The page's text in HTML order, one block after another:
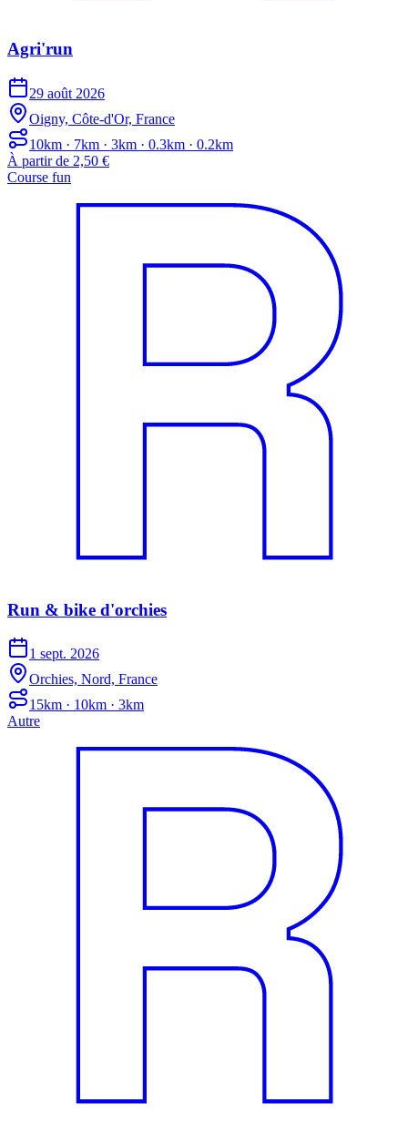
Agri'run
29 août 2026
Oigny, Côte-d'Or, France
10km · 7km · 3km · 0.3km · 0.2km
À partir de 2,50 €
Course fun
Run & bike d'orchies
1 sept. 2026
Orchies, Nord, France
15km · 10km · 3km
Autre